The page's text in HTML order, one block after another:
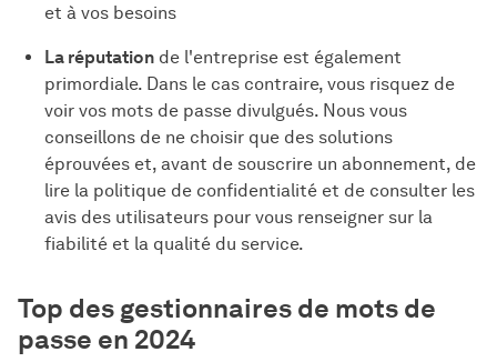
et à vos besoins
La réputation de l'entreprise est également
primordiale. Dans le cas contraire, vous risquez de
voir vos mots de passe divulgués. Nous vous
conseillons de ne choisir que des solutions
éprouvées et, avant de souscrire un abonnement, de
lire la politique de confidentialité et de consulter les
avis des utilisateurs pour vous renseigner sur la
fiabilité et la qualité du service.
Top des gestionnaires de mots de
passe en 2024